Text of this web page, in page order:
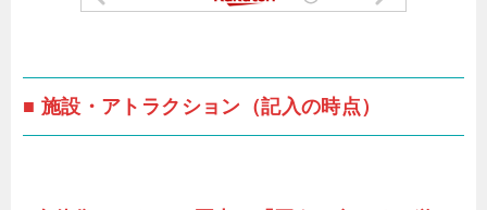
■ 施設・アトラクション（記入の時点）